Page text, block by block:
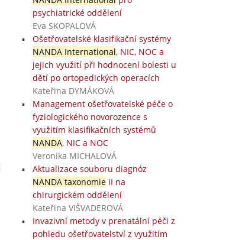
psychiatrické oddělení
Eva SKOPALOVÁ
Ošetřovatelské klasifikační systémy
NANDA International, NIC, NOC a
jejich využití při hodnocení bolesti u
dětí po ortopedických operacích
Kateřina DYMÁKOVÁ
Management ošetřovatelské péče o
fyziologického novorozence s
využitím klasifikačních systémů
NANDA, NIC a NOC
Veronika MICHALOVÁ
Aktualizace souboru diagnóz
NANDA taxonomieII na
chirurgickém oddělení
Kateřina VIŠVADEROVÁ
Invazivní metody v prenatální péči z
pohledu ošetřovatelství z využitím